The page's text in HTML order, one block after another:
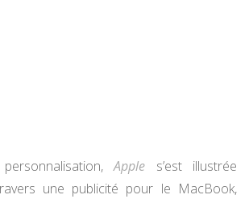
Apple s’est illustrée
une publicité pour le MacBook,